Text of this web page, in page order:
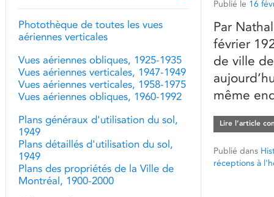
Publié le 16
Par
février
de ville
même
Lire l’article
Publié dans
réceptions à
Photothèque de toutes les vues
aériennes verticales
Vues aériennes obliques, 1925-1935
Vues aériennes verticales, 1947-1949
Vues aériennes verticales, 1958-1975
Vues aériennes obliques, 1960-1992
Plans généraux d'utilisation du sol,
1949
Plans détaillés d'utilisation du sol,
1949
Plans des propriétés de la Ville de
Montréal, 1900-2000